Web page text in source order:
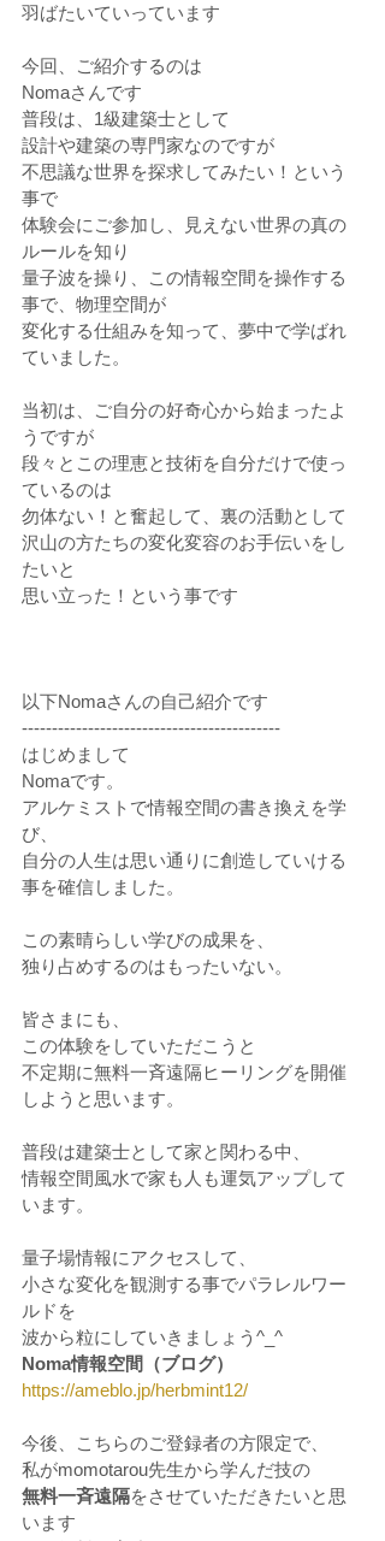
羽ばたいていっています
今回、ご紹介するのは
Nomaさんです
普段は、1級建築士として
設計や建築の専門家なのですが
不思議な世界を探求してみたい！という
事で
体験会にご参加し、見えない世界の真の
ルールを知り
量子波を操り、この情報空間を操作する
事で、物理空間が
変化する仕組みを知って、夢中で学ばれ
ていました。
当初は、ご自分の好奇心から始まったよ
うですが
段々とこの理恵と技術を自分だけで使っ
ているのは
勿体ない！と奮起して、裏の活動として
沢山の方たちの変化変容のお手伝いをし
たいと
思い立った！という事です
以下Nomaさんの自己紹介です
-------------------------------------------
はじめまして
Nomaです。
アルケミストで情報空間の書き換えを学
び、
自分の人生は思い通りに創造していける
事を確信しました。
この素晴らしい学びの成果を、
独り占めするのはもったいない。
皆さまにも、
この体験をしていただこうと
不定期に無料一斉遠隔ヒーリングを開催
しようと思います。
普段は建築士として家と関わる中、
情報空間風水で家も人も運気アップして
います。
量子場情報にアクセスして、
小さな変化を観測する事でパラレルワー
ルドを
波から粒にしていきましょう^_^
Noma情報空間（ブログ）
https://ameblo.jp/herbmint12/
今後、こちらのご登録者の方限定で、
私がmomotarou先生から学んだ技の
無料一斉遠隔をさせていただきたいと思
います